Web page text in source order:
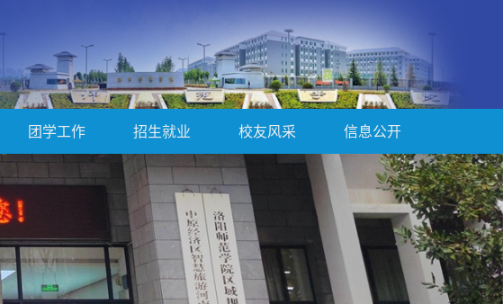
团学工作 招生就业 校友风采 信息公开